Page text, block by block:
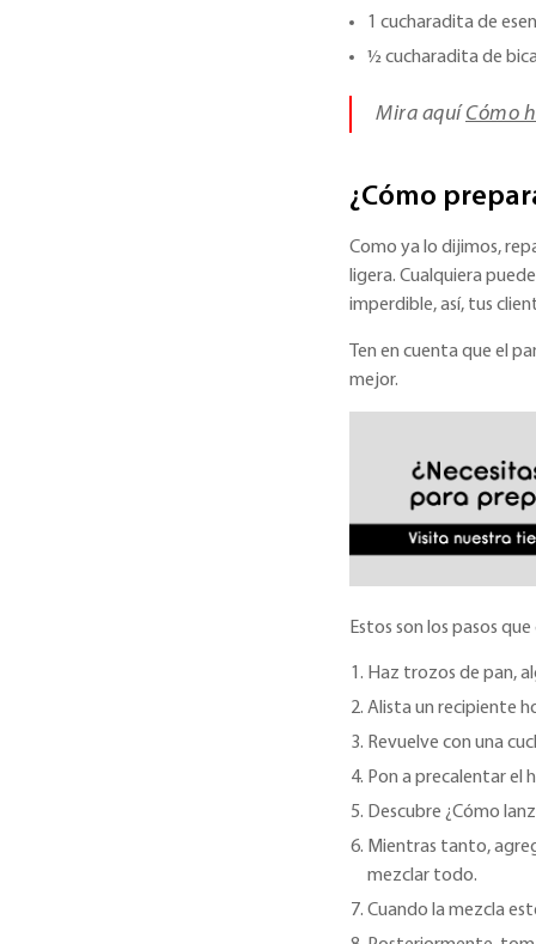
1 cucharadita de
½ cucharadita de
Mira aquí Cómo
¿Cómo
Como ya lo dijimos,
ligera. Cualquiera
imperdible, así, tus
Ten en cuenta que el
mejor.
Estos son los pasos
Haz trozos de pan,
Alista un recipiente
Revuelve con una
Pon a precalentar el
Descubre ¿Cómo
Mientras tanto,
mezclar todo.
Cuando la mezcla